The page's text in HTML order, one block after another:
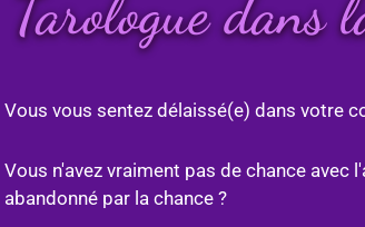
Vous vous sentez délaissé(e) dans votre
Vous n'avez vraiment pas de chance avec
abandonné par la chance ?